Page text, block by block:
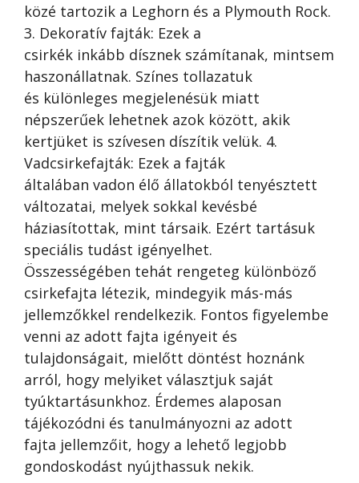
közé tartozik a Leghorn és a Plymouth Rock.
3. Dekoratív fajták: Ezek a
csirkék inkább dísznek számítanak, mintsem
haszonállatnak. Színes tollazatuk
és különleges megjelenésük miatt
népszerűek lehetnek azok között, akik
kertjüket is szívesen díszítik velük. 4.
Vadcsirkefajták: Ezek a fajták
általában vadon élő állatokból tenyésztett
változatai, melyek sokkal kevésbé
háziasítottak, mint társaik. Ezért tartásuk
speciális tudást igényelhet.
Összességében tehát rengeteg különböző
csirkefajta létezik, mindegyik más-más
jellemzőkkel rendelkezik. Fontos figyelembe
venni az adott fajta igényeit és
tulajdonságait, mielőtt döntést hoznánk
arról, hogy melyiket választjuk saját
tyúktartásunkhoz. Érdemes alaposan
tájékozódni és tanulmányozni az adott
fajta jellemzőit, hogy a lehető legjobb
gondoskodást nyújthassuk nekik.